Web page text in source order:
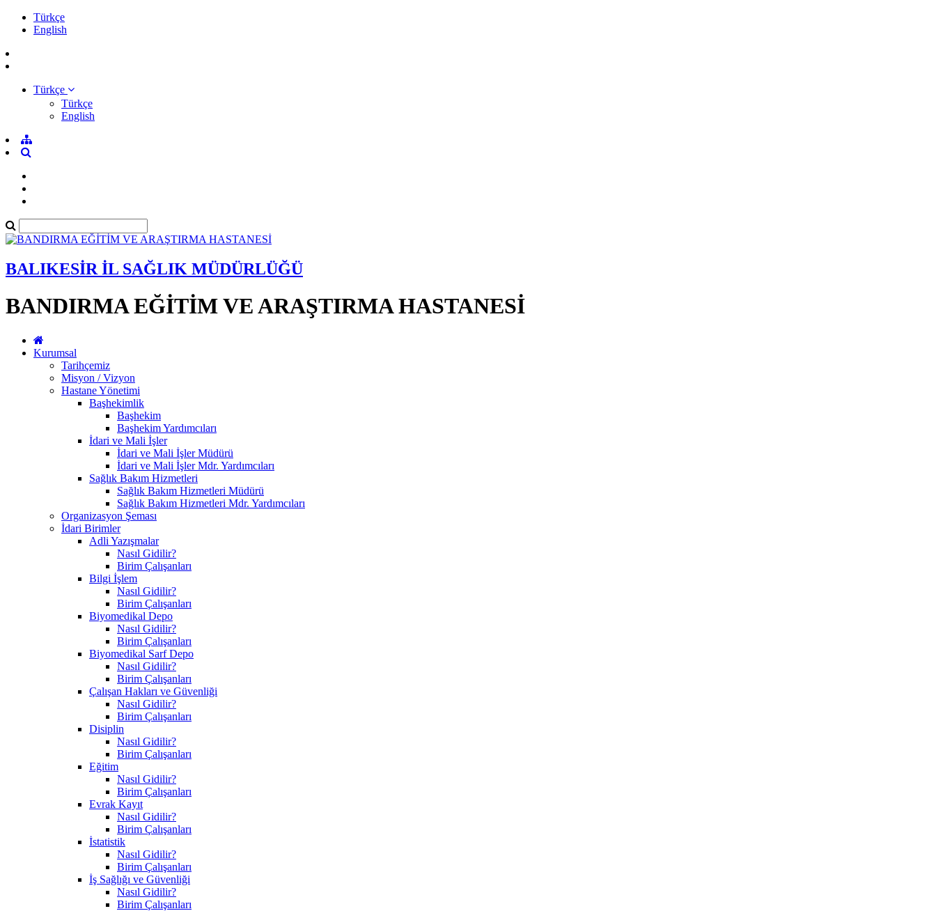
Türkçe
English
Türkçe
Türkçe
English
BALIKESİR İL SAĞLIK MÜDÜRLÜĞÜ
BANDIRMA EĞİTİM VE ARAŞTIRMA HASTANESİ
Kurumsal
Tarihçemiz
Misyon / Vizyon
Hastane Yönetimi
Başhekimlik
Başhekim
Başhekim Yardımcıları
İdari ve Mali İşler
İdari ve Mali İşler Müdürü
İdari ve Mali İşler Mdr. Yardımcıları
Sağlık Bakım Hizmetleri
Sağlık Bakım Hizmetleri Müdürü
Sağlık Bakım Hizmetleri Mdr. Yardımcıları
Organizasyon Şeması
İdari Birimler
Adli Yazışmalar
Nasıl Gidilir?
Birim Çalışanları
Bilgi İşlem
Nasıl Gidilir?
Birim Çalışanları
Biyomedikal Depo
Nasıl Gidilir?
Birim Çalışanları
Biyomedikal Sarf Depo
Nasıl Gidilir?
Birim Çalışanları
Çalışan Hakları ve Güvenliği
Nasıl Gidilir?
Birim Çalışanları
Disiplin
Nasıl Gidilir?
Birim Çalışanları
Eğitim
Nasıl Gidilir?
Birim Çalışanları
Evrak Kayıt
Nasıl Gidilir?
Birim Çalışanları
İstatistik
Nasıl Gidilir?
Birim Çalışanları
İş Sağlığı ve Güvenliği
Nasıl Gidilir?
Birim Çalışanları